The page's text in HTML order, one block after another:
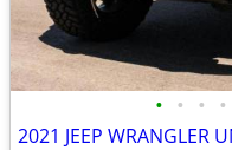
• • • •
2021 JEEP WRANGLER